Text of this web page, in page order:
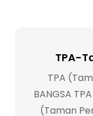
Dengan
pendidikan
penerapan
TPA-
TPA
BANGSA
(Taman